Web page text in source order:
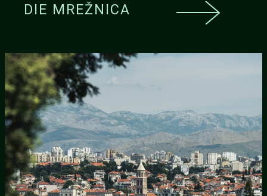
DIE MREŽNICA